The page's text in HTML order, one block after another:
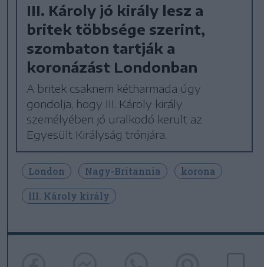
III. Károly jó király lesz a
britek többsége szerint,
szombaton tartják a
koronázást Londonban
A britek csaknem kétharmada úgy
gondolja, hogy III. Károly király
személyében jó uralkodó került az
Egyesült Királyság trónjára.
London Nagy-Britannia
korona
III. Károly király